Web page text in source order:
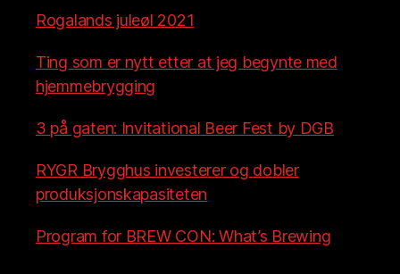
Rogalands juleøl 2021
Ting som er nytt etter at jeg begynte med
hjemmebrygging
3 på gaten: Invitational Beer Fest by DGB
RYGR Brygghus investerer og dobler
produksjonskapasiteten
Program for BREW CON: What’s Brewing